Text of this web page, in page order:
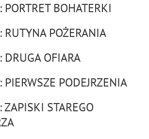
PORTRET BOHATERKI
RUTYNA POŻERANIA
DRUGA OFIARA
PIERWSZE PODEJRZENIA
ZAPISKI STAREGO